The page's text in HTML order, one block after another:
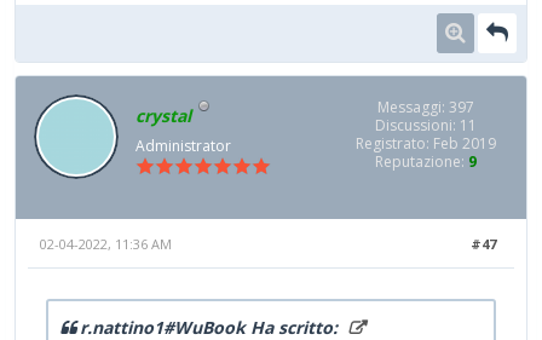
crystal
Administrator
Messaggi: 397
Discussioni: 11
Registrato: Feb 2019
Reputazione: 9
#47
02-04-2022, 11:36 AM
r.nattino1#WuBook Ha scritto: